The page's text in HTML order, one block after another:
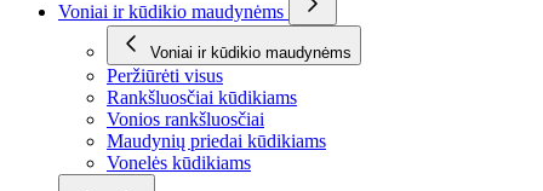
Voniai ir kūdikio maudynėms
Voniai ir kūdikio maudynėms
Peržiūrėti visus
Rankšluosčiai kūdikiams
Vonios rankšluosčiai
Maudynių priedai kūdikiams
Vonelės kūdikiams